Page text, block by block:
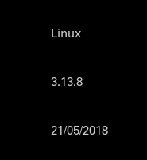
Linux
3.13.8
21/05/2018